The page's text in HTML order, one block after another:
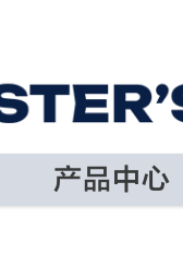
产品中心